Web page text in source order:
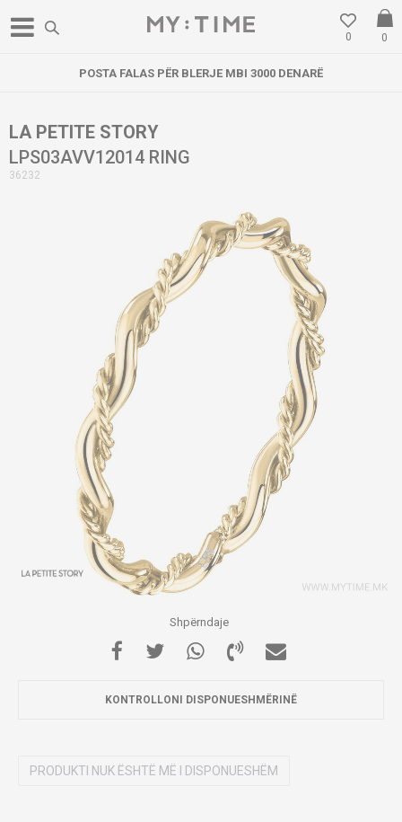
0
0
POSTA FALAS PËR BLERJE MBI 3000 DENARË
LA PETITE STORY
LPS03AVV12014 RING
36232
Shpërndaje
KONTROLLONI DISPONUESHMËRINË
PRODUKTI NUK ËSHTË MË I DISPONUESHËM